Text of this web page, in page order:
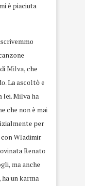
è piaciuta
Milva, che
La ascoltò e
lei. Milva ha
che non è mai
per
Wladimir
Renato
ma anche
un karma